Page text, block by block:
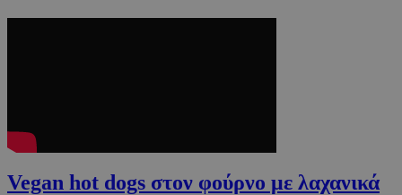
Vegan hot dogs στον φούρνο με λαχανικά